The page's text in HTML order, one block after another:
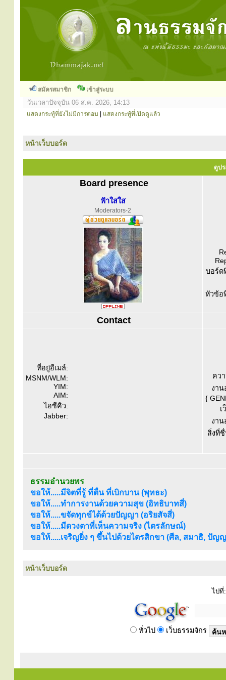
สมัครสมาชิก เข้าสู่ระบบ
วันเวลาปัจจุบัน 06 ส.ค. 2026, 14:13
แสดงกระทู้ที่ยังไม่มีการตอบ แสดงกระทู้ที่เปิดดูแล้ว
หน้าเว็บบอร์ด
ดูปร
Board presence
ฟ้าใสใส
Moderators-2
บอร์ด
หัวข้อ
Contact
ที่อยู่อีเมล์:
MSNM/WLM:
YIM:
AIM:
ไอซีคิว:
Jabber:
คว
งาน
{
เ
งาน
สิ่งที่
ธรรมอำนวยพร
ขอให้.....มีจิตที่รู้ ที่ตื่น ที่เบิกบาน (พุทธะ)
ขอให้.....ทำการงานด้วยความสุข (อิทธิบาทสี่)
ขอให้.....ขจัดทุกข์ได้ด้วยปัญญา (อริยสัจสี่)
ขอให้.....มีดวงตาที่เห็นความจริง (ไตรลักษณ์)
ขอให้.....เจริญยิ่ง ๆ ขึ้นไปด้วยไตรสิกขา (ศีล, สมาธิ, ปัญ
หน้าเว็บบอร์ด
ไปที่:
ทั่วไป เว็บธรรมจักร